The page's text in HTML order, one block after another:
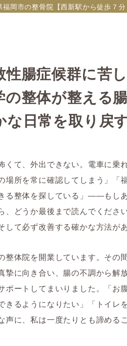
福岡市の整骨院【西新駅から徒歩７分
性腸症候群に苦
整体が整える
な日常を取り戻
くて、外出できない。電車に乗
場所を常に確認してしまう」「
る整体を探している」――もし
、どうか最後まで読んでくださ
て必ず改善する確かな方法があ
整体院を開業しています。その
摯に向き合い、腸の不調から解
ポートしてまいりました。「お
きるようになりたい」「トイレ
に、私は一度たりとも諦める